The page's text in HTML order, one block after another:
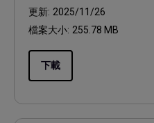
更新: 2025/11/26
檔案大小: 255.78 MB
下載